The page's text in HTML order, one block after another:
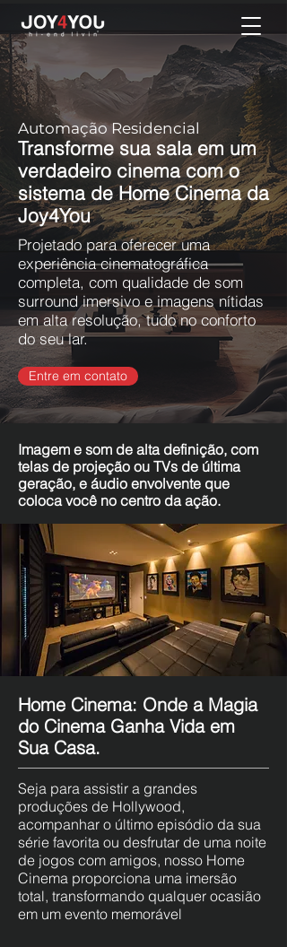
Automação Residencial
Transforme sua sala em um
verdadeiro cinema com o
sistema de Home Cinema da
Joy4You
Projetado para oferecer uma
experiência cinematográfica
completa, com qualidade de som
surround imersivo e imagens nítidas
em alta resolução, tudo no conforto
do seu lar.
Entre em contato
Imagem e som de alta definição, com
telas de projeção ou TVs de última
geração, e áudio envolvente que
coloca você no centro da ação.
Home Cinema: Onde a Magia
do Cinema Ganha Vida em
Sua Casa.
Seja para assistir a grandes
produções de Hollywood,
acompanhar o último episódio da sua
série favorita ou desfrutar de uma noite
de jogos com amigos, nosso Home
Cinema proporciona uma imersão
total, transformando qualquer ocasião
em um evento memorável